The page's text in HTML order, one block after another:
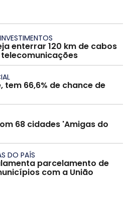
enterrar 120 km de cabos
tem 66,6% de chance de
68 cidades 'Amigas do
DO PAÍS
parcelamento de
com a União